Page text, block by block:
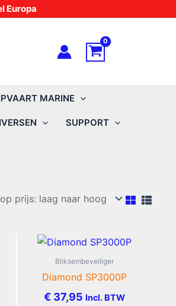
Europa
MARINE
SUPPORT
Bliksembeveiliger
Diamond SP3000P
€37,95 Incl. BTW